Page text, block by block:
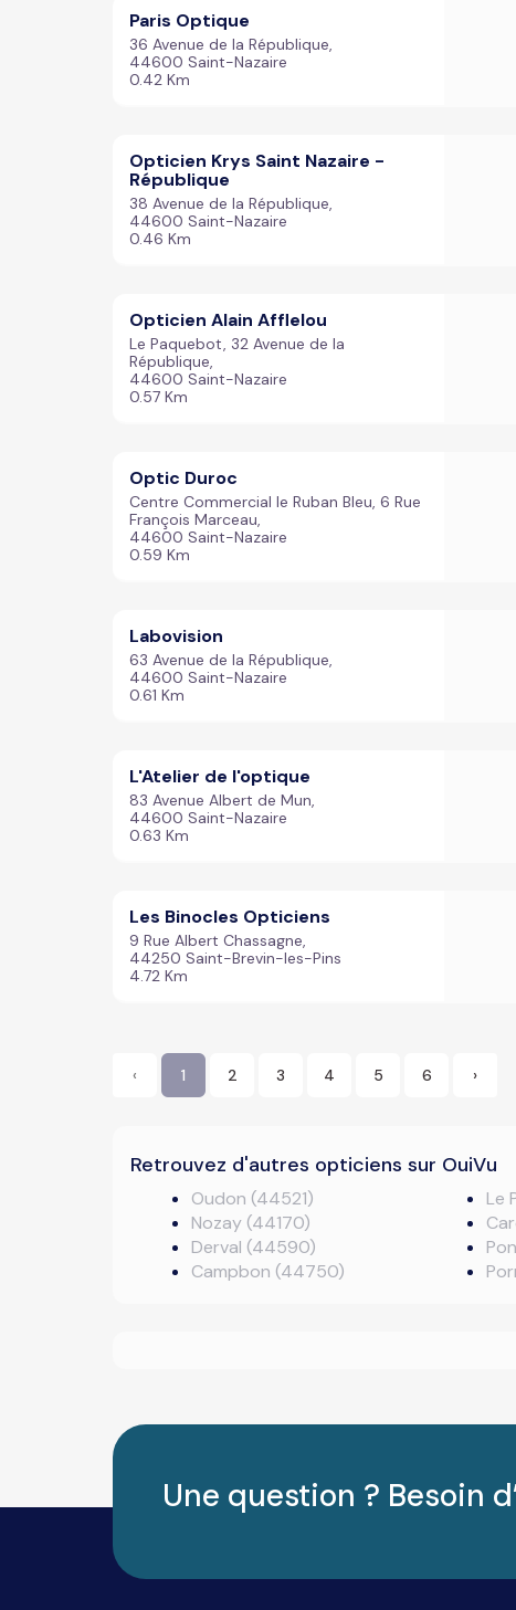
Paris Optique
36 Avenue de la République,
44600 Saint-Nazaire
0.42 Km
Opticien Krys Saint Nazaire -
République
38 Avenue de la République,
44600 Saint-Nazaire
0.46 Km
Opticien Alain Afflelou
Le Paquebot, 32 Avenue de la
République,
44600 Saint-Nazaire
0.57 Km
Optic Duroc
Centre Commercial le Ruban Bleu, 6 Rue
François Marceau,
44600 Saint-Nazaire
0.59 Km
Labovision
63 Avenue de la République,
44600 Saint-Nazaire
0.61 Km
L'Atelier de l'optique
83 Avenue Albert de Mun,
44600 Saint-Nazaire
0.63 Km
Les Binocles Opticiens
9 Rue Albert Chassagne,
44250 Saint-Brevin-les-Pins
4.72 Km
‹ 1 2 3 4 5 6 ›
Retrouvez d'autres opticiens sur OuiVu
Oudon (44521)
Nozay (44170)
Derval (44590)
Campbon (44750)
Le
Une question ? Besoin